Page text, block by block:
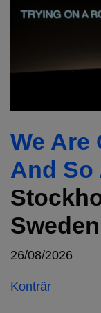
We Are
And So
Sweden
26/08/2026
Konträr